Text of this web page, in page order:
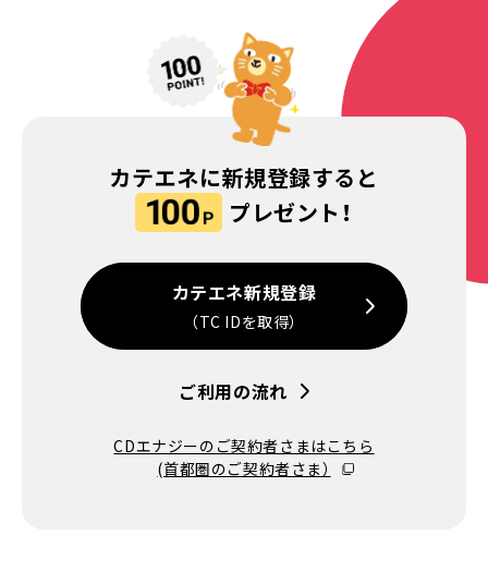
カテエネに新規登録すると
プレゼント！
カテエネ新規登録
（TC IDを取得）
ご利用の流れ
CDエナジーのご契約者さまはこちら
(首都圏のご契約者さま）